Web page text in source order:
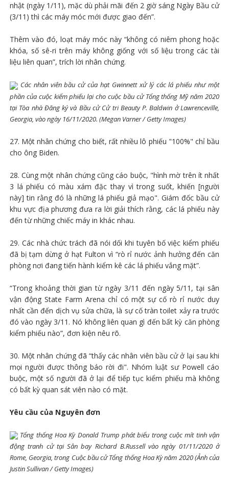
nhật (ngày 1/11), mặc dù phải mãi đến 2 giờ sáng Ngày Bầu cử
(3/11) thì các máy móc mới được giao đến”.
Thêm vào đó, loạt máy móc này “không có niêm phong hoặc
khóa, số sê-ri trên máy không giống với số liệu trong các tài
liệu liên quan”, trích lời nhân chứng.
Các nhân viên bầu cử của hạt Gwinnett xử lý các lá phiếu như một
phần của cuộc kiểm phiếu lại cho cuộc bầu cử Tổng thống Mỹ năm 2020
tại Tòa nhà Đăng ký và Bầu cử Cử tri Beauty P. Baldwin ở Lawrenceville,
Georgia, vào ngày 16/11/2020. (Megan Varner / Getty Images)
27. Một nhân chứng cho biết, rất nhiều lô phiếu "100%" chỉ bầu
cho ông Biden.
28. Cùng một nhân chứng cũng cáo buộc, "hình mờ trên ít nhất
3 lá phiếu có màu xám đặc thay vì trong suốt, khiến [người
này] tin rằng đó là những lá phiếu giả mạo". Giám đốc bầu cử
khu vực địa phương đưa ra lời giải thích rằng, các lá phiếu này
đến từ những chiếc máy in khác nhau.
29. Các nhà chức trách đã nói dối khi tuyên bố việc kiểm phiếu
đã bị tạm dừng ở hạt Fulton vì “rò rỉ nước ảnh hưởng đến căn
phòng nơi đang tiến hành kiểm kê các lá phiếu vắng mặt”.
“Trong khoảng thời gian từ ngày 3/11 đến ngày 5/11, tại sân
vận động State Farm Arena chỉ có một sự cố rò rỉ nước duy
nhất cần đến dịch vụ sửa chữa, là sự cố tràn toilet xảy ra trước
đó vào ngày 3/11. Nó không liên quan gì đến bất kỳ căn phòng
kiểm phiếu nào”, đơn kiện nêu rõ.
30. Một nhân chứng đã “thấy các nhân viên bầu cử ở lại sau khi
mọi người được thông báo rời đi". Nhóm luật sư Powell cáo
buộc, một số người đã ở lại để tiếp tục kiểm phiếu mà không
có bất kỳ quan sát viên nào có mặt.
Yêu cầu của Nguyên đơn
Tổng thống Hoa Kỳ Donald Trump phát biểu trong cuộc mít tinh vận
động tranh cử tại Sân bay Richard B.Russell vào ngày 01/11/2020 ở
Rome, Georgia, trong Cuộc bầu cử Tổng thống Hoa Kỳ năm 2020 (Ảnh của
Justin Sullivan / Getty Images)